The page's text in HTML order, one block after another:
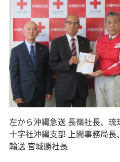
左から沖縄急送 長嶺社長、
十字社沖縄支部 上間事務局
輸送 宮城勝社長